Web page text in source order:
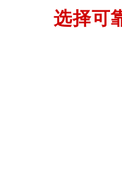
选择可